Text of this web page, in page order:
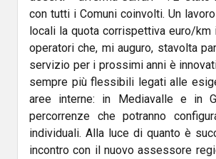
con tutti i Comuni coinvolti. Un
locali la quota corrispettiva euro/
operatori che, mi auguro, stavolta
servizio per i prossimi anni è
sempre più flessibili legati alle
aree interne: in Mediavalle e in
percorrenze che potranno
individuali. Alla luce di quanto è
incontro con il nuovo assessore